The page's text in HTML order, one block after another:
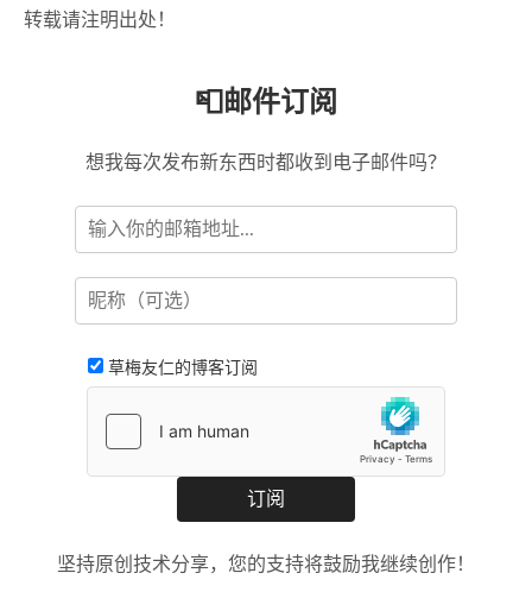
转载请注明出处！
📮邮件订阅
想我每次发布新东西时都收到电子邮件吗？
草梅友仁的博客订阅
坚持原创技术分享，您的支持将鼓励我继续创作！